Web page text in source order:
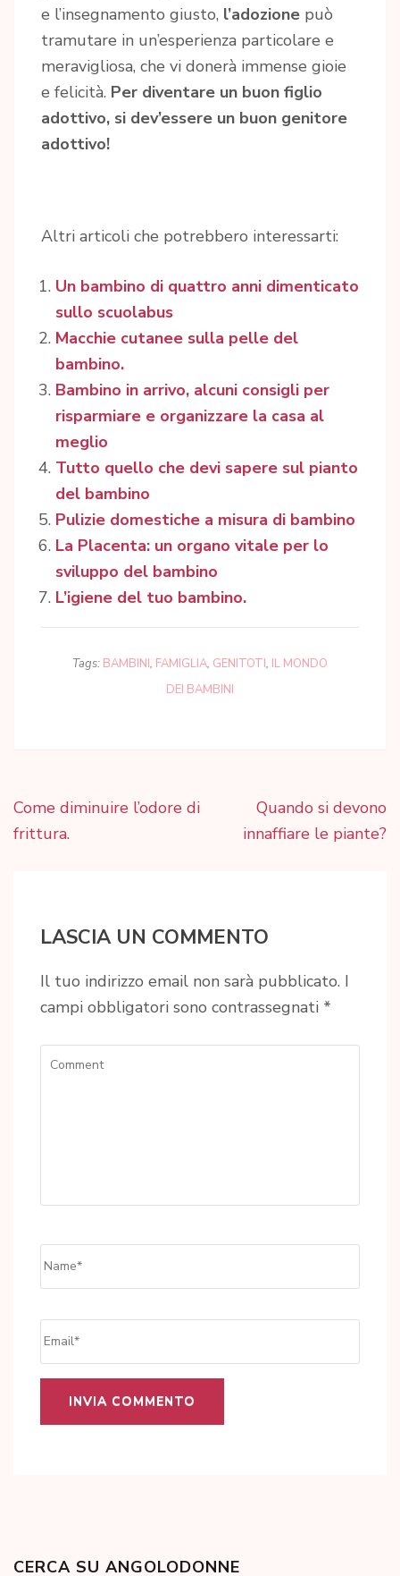
e l’insegnamento giusto, l’adozione può
tramutare in un’esperienza particolare e
meravigliosa, che vi donerà immense gioie
e felicità. Per diventare un buon figlio
adottivo, si dev’essere un buon genitore
adottivo!
Altri articoli che potrebbero interessarti:
Un bambino di quattro anni dimenticato
sullo scuolabus
Macchie cutanee sulla pelle del
bambino.
Bambino in arrivo, alcuni consigli per
risparmiare e organizzare la casa al
meglio
Tutto quello che devi sapere sul pianto
del bambino
Pulizie domestiche a misura di bambino
La Placenta: un organo vitale per lo
sviluppo del bambino
L’igiene del tuo bambino.
Tags: BAMBINI, FAMIGLIA, GENITOTI, IL MONDO
DEI BAMBINI
Navigazione
articoli
Come diminuire l’odore di
frittura.
Quando si devono
innaffiare le piante?
LASCIA UN COMMENTO
Il tuo indirizzo email non sarà pubblicato. I
campi obbligatori sono contrassegnati *
Comment
CERCA SU ANGOLODONNE